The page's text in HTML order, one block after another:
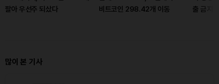
팔아 우선주 되샀다
비트코인 298.42개 이동
출 금지
많이 본 기사